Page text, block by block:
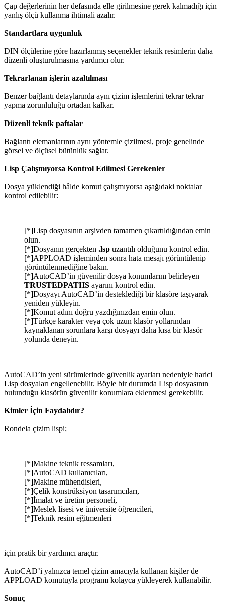
Çap değerlerinin her defasında elle girilmesine gerek kalmadığı için
yanlış ölçü kullanma ihtimali azalır.
Standartlara uygunluk
DIN ölçülerine göre hazırlanmış seçenekler teknik resimlerin daha
düzenli oluşturulmasına yardımcı olur.
Tekrarlanan işlerin azaltılması
Benzer bağlantı detaylarında aynı çizim işlemlerini tekrar tekrar
yapma zorunluluğu ortadan kalkar.
Düzenli teknik paftalar
Bağlantı elemanlarının aynı yöntemle çizilmesi, proje genelinde
görsel ve ölçüsel bütünlük sağlar.
Lisp Çalışmıyorsa Kontrol Edilmesi Gerekenler
Dosya yüklendiği hâlde komut çalışmıyorsa aşağıdaki noktalar
kontrol edilebilir:
[*]Lisp dosyasının arşivden tamamen çıkartıldığından emin
olun.
[*]Dosyanın gerçekten .lsp uzantılı olduğunu kontrol edin.
[*]APPLOAD işleminden sonra hata mesajı görüntülenip
görüntülenmediğine bakın.
[*]AutoCAD’in güvenilir dosya konumlarını belirleyen
TRUSTEDPATHS ayarını kontrol edin.
[*]Dosyayı AutoCAD’in desteklediği bir klasöre taşıyarak
yeniden yükleyin.
[*]Komut adını doğru yazdığınızdan emin olun.
[*]Türkçe karakter veya çok uzun klasör yollarından
kaynaklanan sorunlara karşı dosyayı daha kısa bir klasör
yolunda deneyin.
AutoCAD’in yeni sürümlerinde güvenlik ayarları nedeniyle harici
Lisp dosyaları engellenebilir. Böyle bir durumda Lisp dosyasının
bulunduğu klasörün güvenilir konumlara eklenmesi gerekebilir.
Kimler İçin Faydalıdır?
Rondela çizim lispi;
[*]Makine teknik ressamları,
[*]AutoCAD kullanıcıları,
[*]Makine mühendisleri,
[*]Çelik konstrüksiyon tasarımcıları,
[*]İmalat ve üretim personeli,
[*]Meslek lisesi ve üniversite öğrencileri,
[*]Teknik resim eğitmenleri
için pratik bir yardımcı araçtır.
AutoCAD’i yalnızca temel çizim amacıyla kullanan kişiler de
APPLOAD komutuyla programı kolayca yükleyerek kullanabilir.
Sonuç